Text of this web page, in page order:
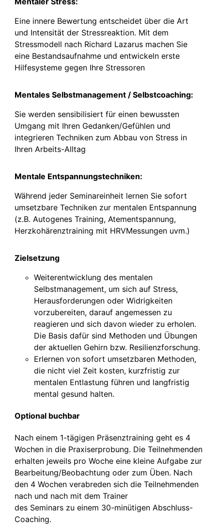
Eine innere Bewertung entscheidet über die Art
und Intensität der Stressreaktion. Mit dem
Stressmodell nach Richard Lazarus machen Sie
eine Bestandsaufnahme und entwickeln erste
Hilfesysteme gegen Ihre Stressoren
Mentales Selbstmanagement / Selbstcoaching:
Sie werden sensibilisiert für einen bewussten
Umgang mit Ihren Gedanken/Gefühlen und
integrieren Techniken zum Abbau von Stress in
Ihren Arbeits-Alltag
Mentale Entspannungstechniken:
Während jeder Seminareinheit lernen Sie sofort
umsetzbare Techniken zur mentalen Entspannung
(z.B. Autogenes Training, Atementspannung,
Herzkohärenztraining mit HRVMessungen uvm.)
Zielsetzung
Weiterentwicklung des mentalen
Selbstmanagement, um sich auf Stress,
Herausforderungen oder Widrigkeiten
vorzubereiten, darauf angemessen zu
reagieren und sich davon wieder zu erholen.
Die Basis dafür sind Methoden und Übungen
der aktuellen Gehirn bzw. Resilienzforschung.
Erlernen von sofort umsetzbaren Methoden,
die nicht viel Zeit kosten, kurzfristig zur
mentalen Entlastung führen und langfristig
mental gesund halten.
Optional buchbar
Nach einem 1-tägigen Präsenztraining geht es 4
Wochen in die Praxiserprobung. Die Teilnehmenden
erhalten jeweils pro Woche eine kleine Aufgabe zur
Bearbeitung/Beobachtung oder zum Üben. Nach
den 4 Wochen verabreden sich die Teilnehmenden
nach und nach mit dem Trainer
des Seminars zu einem 30-minütigen Abschluss-
Coaching.